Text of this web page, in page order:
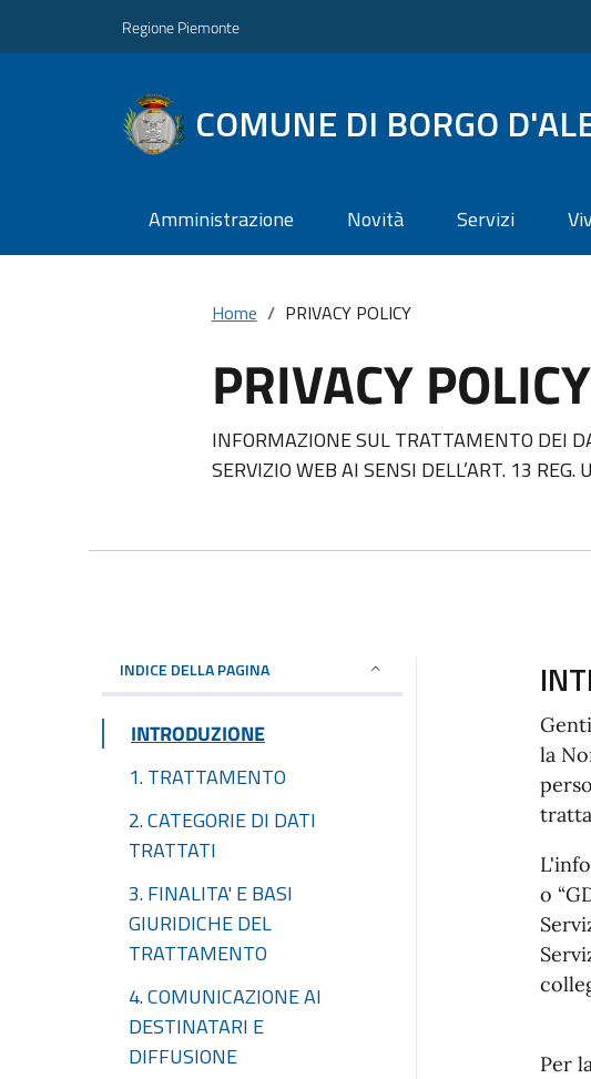
Regione Piemonte
COMUNE DI BORGO
Amministrazione Novità Servizi
Home PRIVACY POLICY
PRIVACY POLICY
INFORMAZIONE SUL TRATTAMENTO DEI
SERVIZIO WEB AI SENSI DELL’ART. 13
INDICE DELLA PAGINA
INTRODUZIONE
1. TRATTAMENTO
2. CATEGORIE DI DATI
TRATTATI
3. FINALITA' E BASI
GIURIDICHE DEL
TRATTAMENTO
4. COMUNICAZIONE AI
DESTINATARI E
DIFFUSIONE
la
o
Per